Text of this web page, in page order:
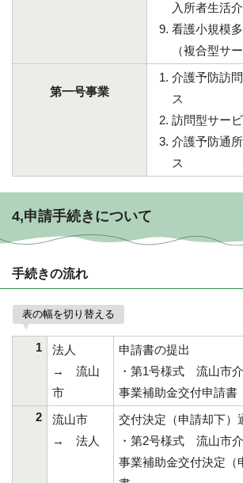
入所者生活
看護小規模
（複合型サ
第一号事業
介護予防訪
ス
訪問型サー
介護予防通
ス
4,申請手続きについて
手続きの流れ
表の幅を切り替える
1
法人
→ 流山
市
申請書の提出
・第1号様式 流山市
事業補助金交付申請書
2
流山市
→ 法人
交付決定（申請却下）
・第2号様式 流山市
事業補助金交付決定（